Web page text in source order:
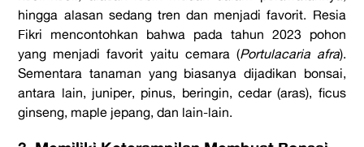
hingga alasan sedang tren dan menjadi favorit. Resia
Fikri mencontohkan bahwa pada tahun 2023 pohon
yang menjadi favorit yaitu cemara (Portulacaria afra).
Sementara tanaman yang biasanya dijadikan bonsai,
antara lain, juniper, pinus, beringin, cedar (aras), ficus
ginseng, maple jepang, dan lain-lain.